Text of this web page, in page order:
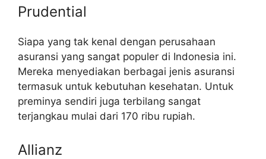
Prudential
Siapa yang tak kenal dengan perusahaan
asuransi yang sangat populer di Indonesia ini.
Mereka menyediakan berbagai jenis asuransi
termasuk untuk kebutuhan kesehatan. Untuk
preminya sendiri juga terbilang sangat
terjangkau mulai dari 170 ribu rupiah.
Allianz